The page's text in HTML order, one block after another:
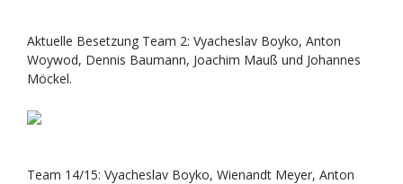
Aktuelle Besetzung Team 2: Vyacheslav Boyko, Anton
Woywod, Dennis Baumann, Joachim Mauß und Johannes
Möckel.
Team 14/15: Vyacheslav Boyko, Wienandt Meyer, Anton